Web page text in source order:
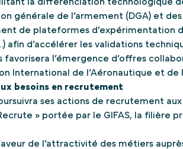
générale de l’armement (DGA) et
de plateformes d’expérimentation
afin d’accélérer les validations
l’émergence d’offres
International de l’Aéronautique et de
besoins en recrutement
ses actions de recrutement
» portée par le GIFAS, la filière
de l’attractivité des métiers